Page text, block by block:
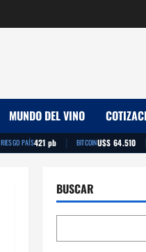
MUNDO DEL VINO
RIESGO PAÍS421 pb | BITCOINU$S 64.510 |
BUSCAR